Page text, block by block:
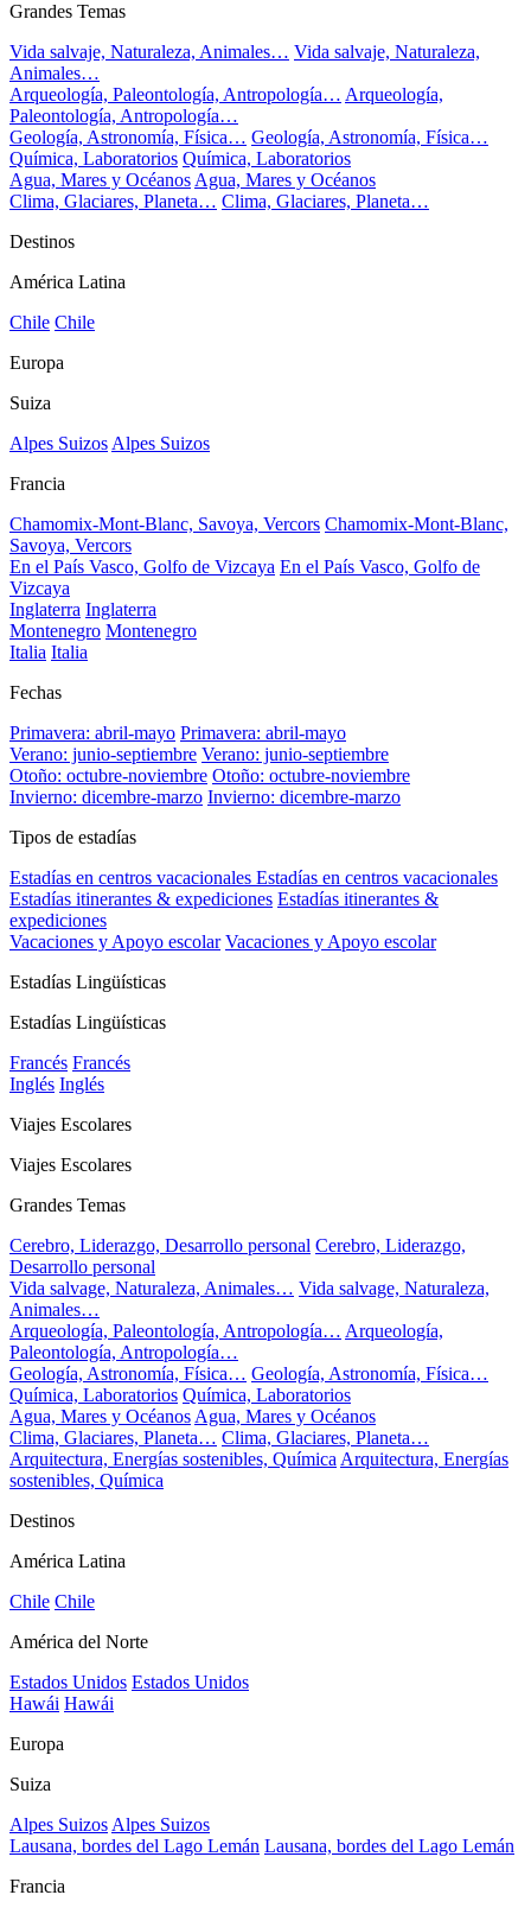
Grandes Temas
Vida salvaje, Naturaleza, Animales… Vida salvaje, Naturaleza,
Animales…
Arqueología, Paleontología, Antropología… Arqueología,
Paleontología, Antropología…
Geología, Astronomía, Física… Geología, Astronomía, Física…
Química, Laboratorios Química, Laboratorios
Agua, Mares y Océanos Agua, Mares y Océanos
Clima, Glaciares, Planeta… Clima, Glaciares, Planeta…
Destinos
América Latina
Chile Chile
Europa
Suiza
Alpes Suizos Alpes Suizos
Francia
Chamomix-Mont-Blanc, Savoya, Vercors Chamomix-Mont-Blanc,
Savoya, Vercors
En el País Vasco, Golfo de Vizcaya En el País Vasco, Golfo de
Vizcaya
Inglaterra Inglaterra
Montenegro Montenegro
Italia Italia
Fechas
Primavera: abril-mayo Primavera: abril-mayo
Verano: junio-septiembre Verano: junio-septiembre
Otoño: octubre-noviembre Otoño: octubre-noviembre
Invierno: dicembre-marzo Invierno: dicembre-marzo
Tipos de estadías
Estadías en centros vacacionales Estadías en centros vacacionales
Estadías itinerantes & expediciones Estadías itinerantes &
expediciones
Vacaciones y Apoyo escolar Vacaciones y Apoyo escolar
Estadías Lingüísticas
Estadías Lingüísticas
Francés Francés
Inglés Inglés
Viajes Escolares
Viajes Escolares
Grandes Temas
Cerebro, Liderazgo, Desarrollo personal Cerebro, Liderazgo,
Desarrollo personal
Vida salvage, Naturaleza, Animales… Vida salvage, Naturaleza,
Animales…
Arqueología, Paleontología, Antropología… Arqueología,
Paleontología, Antropología…
Geología, Astronomía, Física… Geología, Astronomía, Física…
Química, Laboratorios Química, Laboratorios
Agua, Mares y Océanos Agua, Mares y Océanos
Clima, Glaciares, Planeta… Clima, Glaciares, Planeta…
Arquitectura, Energías sostenibles, Química Arquitectura, Energías
sostenibles, Química
Destinos
América Latina
Chile Chile
América del Norte
Estados Unidos Estados Unidos
Hawái Hawái
Europa
Suiza
Alpes Suizos Alpes Suizos
Lausana, bordes del Lago Lemán Lausana, bordes del Lago Lemán
Francia